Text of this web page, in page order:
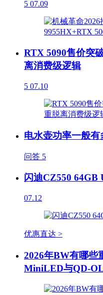
5 07.09
RTX 5090售价突
离消费级逻辑
5 07.10
电水壶功率一般
问答 5
闪迪CZ550 64GB
07.12
优惠直达 >
2026年BW有哪些
MiniLED与QD-